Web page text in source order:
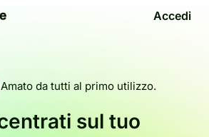
Accedi
Amato da tutti al primo utilizzo.
sul tuo